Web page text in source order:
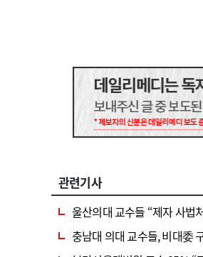
관련기사
울산의대 교수들 “제자 사법
충남대 의대 교수들, 비대委